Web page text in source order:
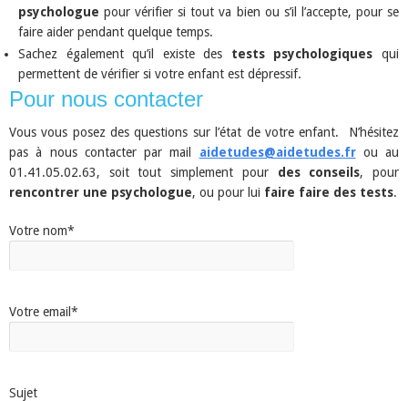
psychologue pour vérifier si tout va bien ou s’il l’accepte, pour se
faire aider pendant quelque temps.
Sachez également qu’il existe des tests psychologiques qui
permettent de vérifier si votre enfant est dépressif.
Pour nous contacter
Vous vous posez des questions sur l’état de votre enfant. N’hésitez
pas à nous contacter par mail aidetudes@aidetudes.frou au
01.41.05.02.63, soit tout simplement pour des conseils, pour
rencontrer une psychologue, ou pour lui faire faire des tests.
Votre nom*
Votre email*
Sujet